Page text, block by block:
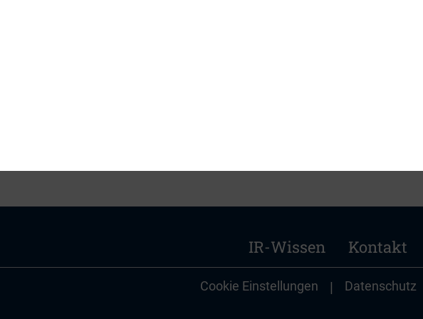
IR-Wissen Kontakt
Cookie Einstellungen | Datenschutz